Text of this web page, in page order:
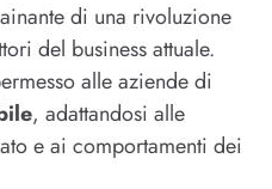
di una rivoluzione
del business attuale.
alle aziende di
, adattandosi alle
e ai comportamenti dei